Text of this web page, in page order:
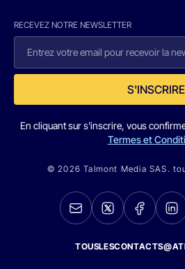
RECEVEZ NOTRE NEWSLETTER
S'INSCRIRE
En cliquant sur s'inscrire, vous
Termes et
© 2026 Talmont Media SAS.